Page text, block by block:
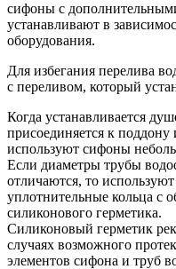
сифоны с
устанавливают в
оборудования.
Для избегания перелива
с переливом, который
Когда устанавливается
присоединяется к
используют сифоны
Если диаметры трубы
отличаются, то
уплотнительные кольца с
силиконового герметика.
Силиконовый герметик
случаях возможного
элементов сифона и труб